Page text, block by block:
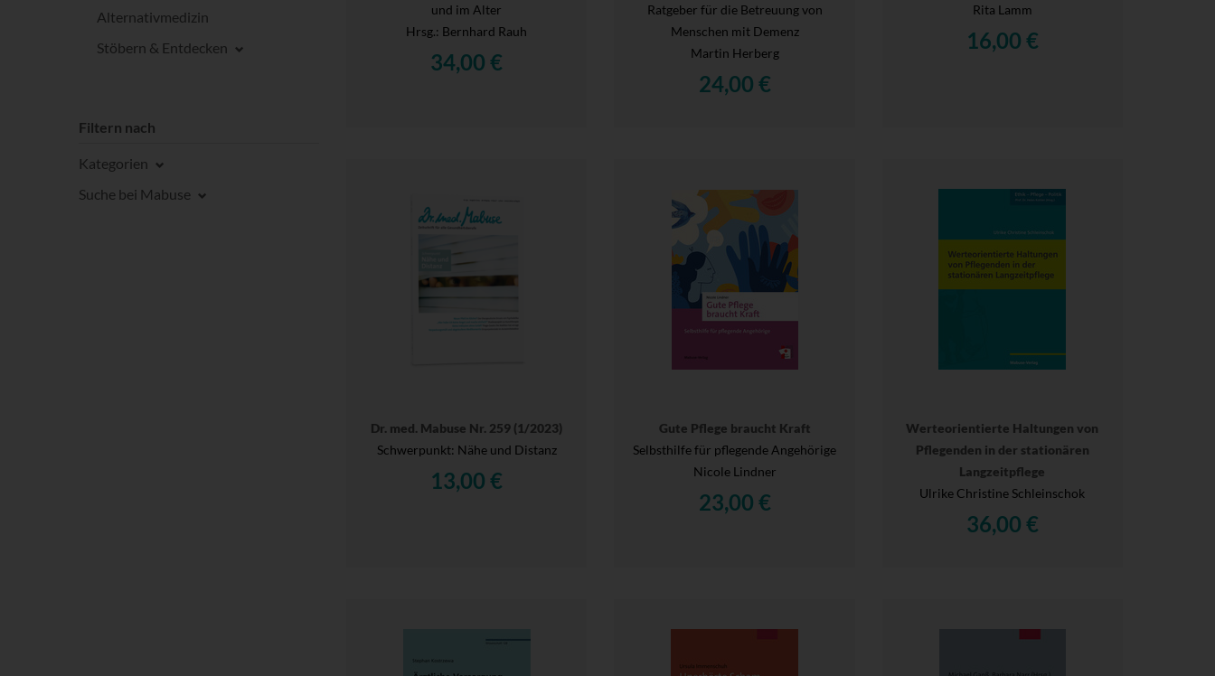
Alternativmedizin
Stöbern & Entdecken
Filtern nach
Kategorien
Suche bei Mabuse
und im Alter
Hrsg.: Bernhard Rauh
34,00 €
Ratgeber für die Betreuung von
Menschen mit Demenz
Martin Herberg
24,00 €
Rita Lamm
16,00 €
Dr. med. Mabuse Nr. 259 (1/2023)
Schwerpunkt: Nähe und Distanz
13,00 €
Gute Pflege braucht Kraft
Selbsthilfe für pflegende Angehörige
Nicole Lindner
23,00 €
Werteorientierte Haltungen von
Pflegenden in der stationären
Langzeitpflege
Ulrike Christine Schleinschok
36,00 €